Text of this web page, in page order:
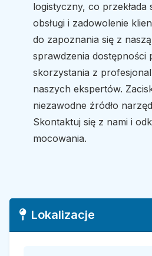
logistyczny, co przekłada
obsługi i zadowolenie
do zapoznania się z
sprawdzenia dostępności
skorzystania z
naszych ekspertów.
niezawodne źródło
Skontaktuj się z nami i
mocowania.
Lokalizacje